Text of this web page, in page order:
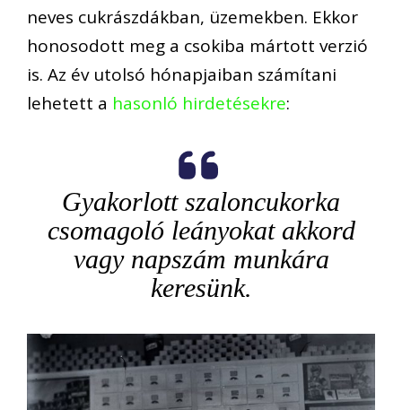
neves cukrászdákban, üzemekben. Ekkor
honosodott meg a csokiba mártott verzió
is. Az év utolsó hónapjaiban számítani
lehetett a hasonló hirdetésekre:
Gyakorlott szaloncukorka
csomagoló leányokat akkord
vagy napszám munkára
keresünk.